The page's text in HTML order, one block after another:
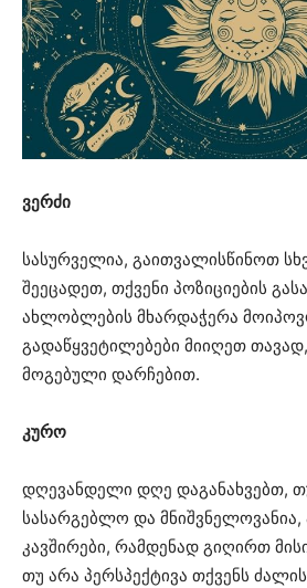
ვერძი
სასურველია, გაითვალისწინოთ
შეეცადეთ, თქვენი პოზიციების
ახლობლების მხარდაჭერა
გადაწყვეტილებები მიიღეთ
მოგებული დარჩებით.
კურო
დღევანდელი დღე დაგანახვებთ,
სასარგებლო და
კავშირები, რამდენად გიღირთ
თუ არა პერსპექტივა თქვენს